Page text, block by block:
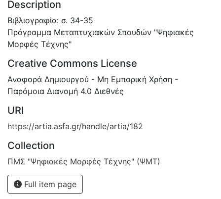
Description
Βιβλιογραφία: σ. 34-35
Πρόγραμμα Μεταπτυχιακών Σπουδών "Ψηφιακές
Μορφές Τέχνης"
Creative Commons License
Αναφορά Δημιουργού - Μη Εμπορική Χρήση -
Παρόμοια Διανομή 4.0 Διεθνές
URI
https://artia.asfa.gr/handle/artia/182
Collection
ΠΜΣ "Ψηφιακές Μορφές Τέχνης" (ΨΜΤ)
Full item page